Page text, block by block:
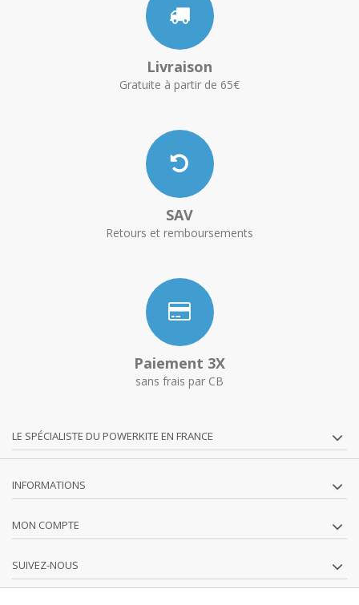
Livraison
Gratuite à partir de 65€
SAV
Retours et remboursements
Paiement 3X
sans frais par CB
LE SPÉCIALISTE DU POWERKITE EN FRANCE
INFORMATIONS
MON COMPTE
SUIVEZ-NOUS